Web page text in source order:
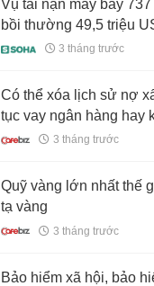
Vụ tai nạn máy bay
bồi thường 49,5 triệu
3 tháng trước
Có thể xóa lịch sử nợ
tục vay ngân hàng hay
3 tháng trước
Quỹ vàng lớn nhất thế
tạ vàng
3 tháng trước
Bảo hiểm xã hội, bảo